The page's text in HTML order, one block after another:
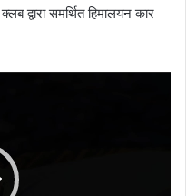
द्वारा समर्थित हिमालयन कार